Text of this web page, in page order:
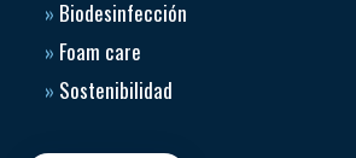
» Biodesinfección
» Foam care
» Sostenibilidad